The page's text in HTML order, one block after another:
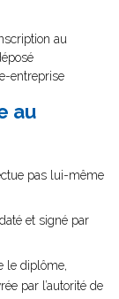
au
entreprise
au
pas lui-même
et signé par
le diplôme,
par l’autorité de